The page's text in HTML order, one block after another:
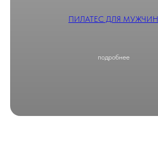
ПИЛАТЕС ДЛЯ МУЖЧИН
подробнее